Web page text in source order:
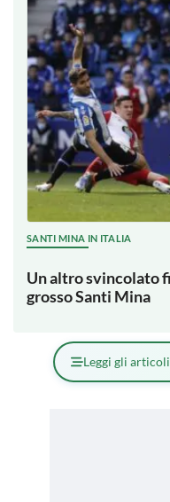
SANTI MINA IN ITALIA
Un altro svincolato
grosso Santi Mina
Leggi gli